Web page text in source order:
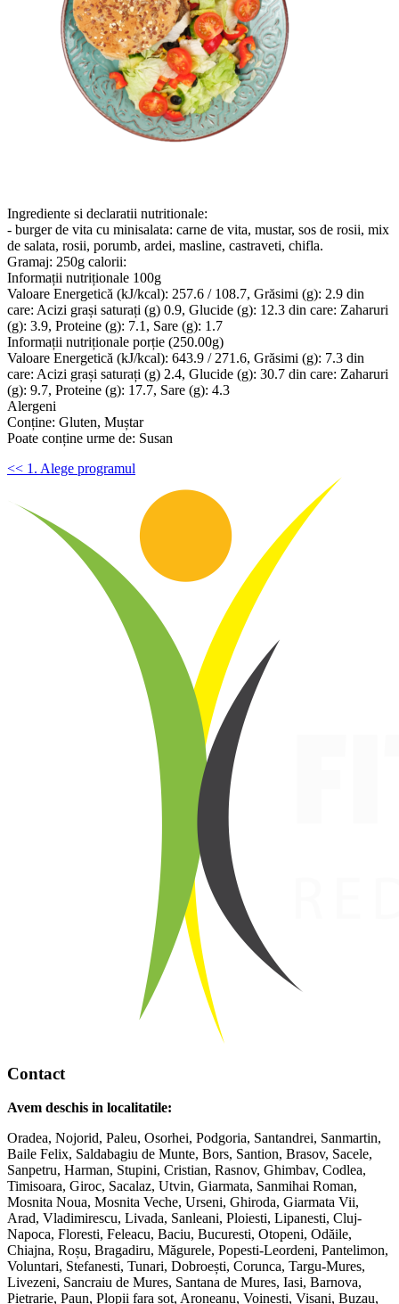
Ingrediente si declaratii nutritionale:
- burger de vita cu minisalata: carne de vita, mustar, sos de rosii, mix
de salata, rosii, porumb, ardei, masline, castraveti, chifla.
Gramaj: 250g calorii:
Informații nutriționale 100g
Valoare Energetică (kJ/kcal): 257.6 / 108.7, Grăsimi (g): 2.9 din
care: Acizi grași saturați (g) 0.9, Glucide (g): 12.3 din care: Zaharuri
(g): 3.9, Proteine (g): 7.1, Sare (g): 1.7
Informații nutriționale porție (250.00g)
Valoare Energetică (kJ/kcal): 643.9 / 271.6, Grăsimi (g): 7.3 din
care: Acizi grași saturați (g) 2.4, Glucide (g): 30.7 din care: Zaharuri
(g): 9.7, Proteine (g): 17.7, Sare (g): 4.3
Alergeni
Conține: Gluten, Muștar
Poate conține urme de: Susan
<< 1. Alege programul
Contact
Avem deschis in localitatile:
Oradea, Nojorid, Paleu, Osorhei, Podgoria, Santandrei, Sanmartin,
Baile Felix, Saldabagiu de Munte, Bors, Santion, Brasov, Sacele,
Sanpetru, Harman, Stupini, Cristian, Rasnov, Ghimbav, Codlea,
Timisoara, Giroc, Sacalaz, Utvin, Giarmata, Sanmihai Roman,
Mosnita Noua, Mosnita Veche, Urseni, Ghiroda, Giarmata Vii,
Arad, Vladimirescu, Livada, Sanleani, Ploiesti, Lipanesti, Cluj-
Napoca, Floresti, Feleacu, Baciu, Bucuresti, Otopeni, Odăile,
Chiajna, Roșu, Bragadiru, Măgurele, Popesti-Leordeni, Pantelimon,
Voluntari, Stefanesti, Tunari, Dobroești, Corunca, Targu-Mures,
Livezeni, Sancraiu de Mures, Santana de Mures, Iasi, Barnova,
Pietrarie, Paun, Plopii fara sot, Aroneanu, Voinesti, Visani, Buzau,